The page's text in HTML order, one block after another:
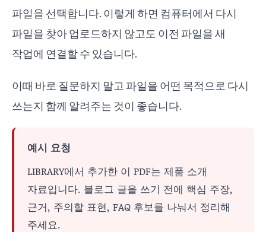
파일을 선택합니다. 이렇게 하면 컴퓨터에서 다시
파일을 찾아 업로드하지 않고도 이전 파일을 새
작업에 연결할 수 있습니다.
이때 바로 질문하지 말고 파일을 어떤 목적으로 다시
쓰는지 함께 알려주는 것이 좋습니다.
예시 요청
LIBRARY에서 추가한 이 PDF는 제품 소개
자료입니다. 블로그 글을 쓰기 전에 핵심 주장,
근거, 주의할 표현, FAQ 후보를 나눠서 정리해
주세요.